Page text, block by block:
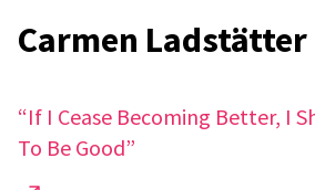
Carmen Ladstät­ter
“If I Cease Beco­ming Better, I
To Be Good”